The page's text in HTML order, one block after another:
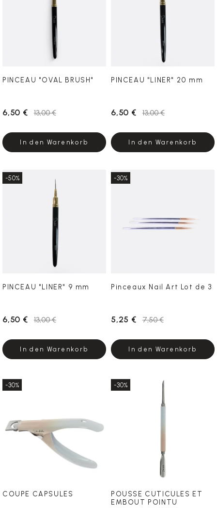
PINCEAU "OVAL BRUSH"
6,50 € 13,00 €
In den Warenkorb
PINCEAU "LINER" 20 mm
6,50 € 13,00 €
In den Warenkorb
PINCEAU "LINER" 9 mm
6,50 € 13,00 €
In den Warenkorb
-50%
Pinceaux Nail Art Lot de 3
5,25 € 7,50 €
In den Warenkorb
-30%
COUPE CAPSULES
-30%
POUSSE CUTICULES ET
EMBOUT POINTU
-30%